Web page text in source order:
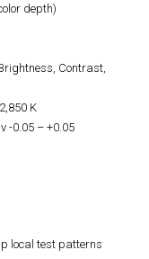
depth)
Contrast,
K
-0.05 – +0.05
local test patterns